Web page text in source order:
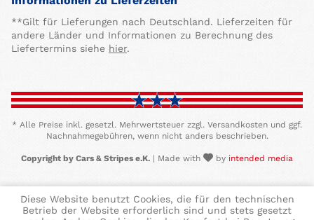
**Gilt für Lieferungen nach Deutschland. Lieferzeiten für
andere Länder und Informationen zu Berechnung des
Liefertermins siehe hier.
* Alle Preise inkl. gesetzl. Mehrwertsteuer zzgl. Versandkosten und ggf.
Nachnahmegebühren, wenn nicht anders beschrieben.
Copyright by Cars & Stripes e.K. | Made with by intended media
Diese Website benutzt Cookies, die für den technischen
Betrieb der Website erforderlich sind und stets gesetzt